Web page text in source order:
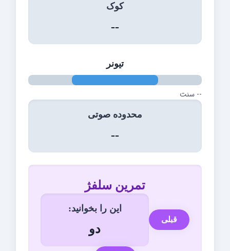
کوک
--
تیونر
-- سنت
محدوده صوتی
--
تمرین سلفژ
قبلی
این را بخوانید:
دو